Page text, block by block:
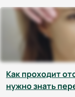
Как проходит
нужно знать